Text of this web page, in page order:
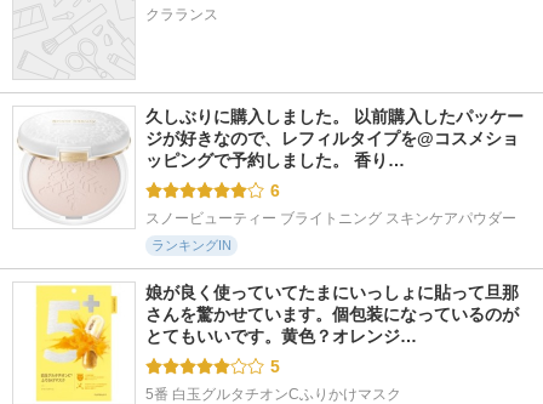
クラランス
久しぶりに購入しました。 以前購入したパッケー
ジが好きなので、レフィルタイプを@コスメショ
ッピングで予約しました。 香り…
6
スノービューティー ブライトニング スキンケアパウダー
ランキングIN
娘が良く使っていてたまにいっしょに貼って旦那
さんを驚かせています。個包装になっているのが
とてもいいです。黄色？オレンジ…
5
5番 白玉グルタチオンCふりかけマスク